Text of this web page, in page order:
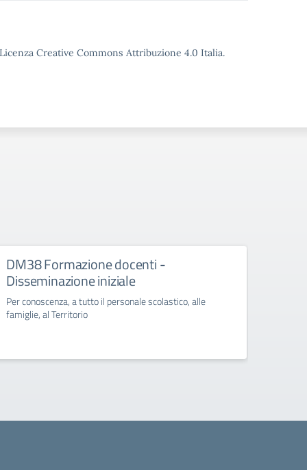
Creative Commons Attribuzione 4.0 Italia.
DM38 Formazione docenti -
Disseminazione iniziale
Per conoscenza, a tutto il personale scolastico, alle
famiglie, al Territorio